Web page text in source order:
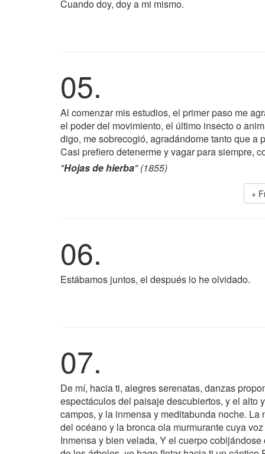
Cuando doy, doy a mi mismo.
05.
Al comenzar mis estudios, el primer paso me
el poder del movimiento, el último insecto o
digo, me sobrecogió, agradándome tanto que
Casi prefiero detenerme y vagar para siempre,
"Hojas de hierba" (1855)
+
06.
Estábamos juntos, el después lo he olvidado.
07.
De mí, hacia ti, alegres serenatas, danzas
espectáculos del paisaje descubiertos, y el alto
campos, y la inmensa y meditabunda noche.
del océano y la bronca ola murmurante cuya
Inmensa y bien velada, Y el cuerpo